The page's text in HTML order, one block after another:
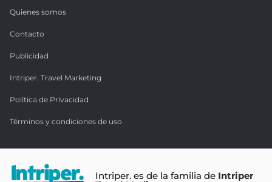
Quienes somos
Contacto
Publicidad
Intriper. Travel Marketing
Política de Privacidad
Términos y condiciones de uso
Intriper. es de la familia de Intriper